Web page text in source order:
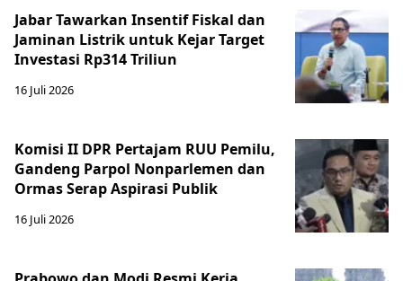
Jabar Tawarkan Insentif Fiskal dan
Jaminan Listrik untuk Kejar Target
Investasi Rp314 Triliun
16 Juli 2026
Komisi II DPR Pertajam RUU Pemilu,
Gandeng Parpol Nonparlemen dan
Ormas Serap Aspirasi Publik
16 Juli 2026